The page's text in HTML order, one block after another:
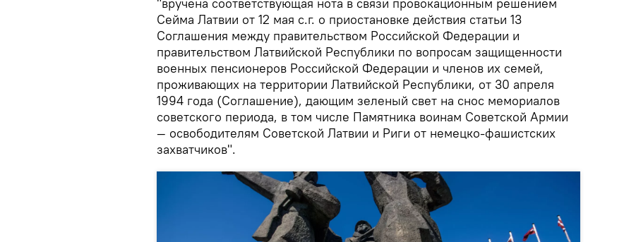
"вручена соответствующая нота в связи провокационным решением
Сейма Латвии от 12 мая с.г. о приостановке действия статьи 13
Соглашения между правительством Российской Федерации и
правительством Латвийской Республики по вопросам защищенности
военных пенсионеров Российской Федерации и членов их семей,
проживающих на территории Латвийской Республики, от 30 апреля
1994 года (Соглашение), дающим зеленый свет на снос мемориалов
советского периода, в том числе Памятника воинам Советской Армии
— освободителям Советской Латвии и Риги от немецко-фашистских
захватчиков".